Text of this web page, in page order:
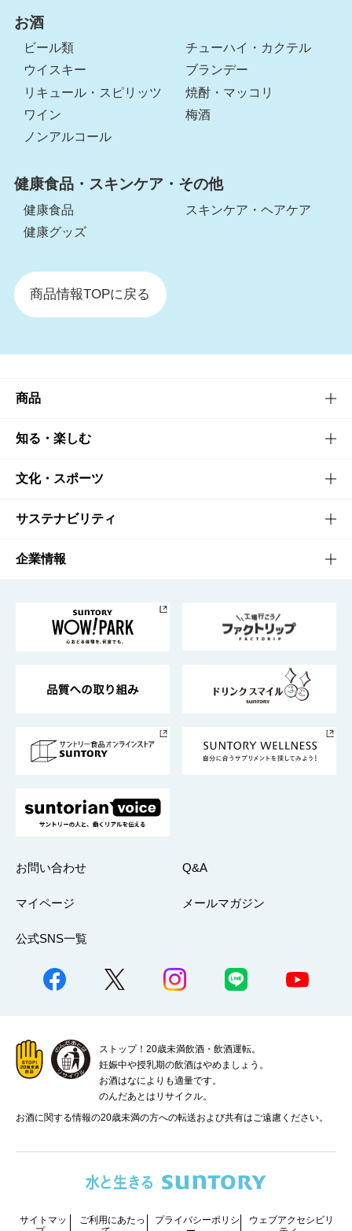
お酒
ビール類
チューハイ・カクテル
ウイスキー
ブランデー
リキュール・スピリッツ
焼酎・マッコリ
ワイン
梅酒
ノンアルコール
健康食品・スキンケア・その他
健康食品
スキンケア・ヘアケア
健康グッズ
商品情報TOPに戻る
商品
商品TOP
商品一覧
商品発売情報
栄養成分一覧
知る・楽しむ
知る・楽しむTOP
キャンペーン
工場見学
地域情報
文化・スポーツ
文化・スポーツTOP
サントリーホール
サントリーサンバーズ大阪
サステナビリティ
サステナビリティTOP
サントリーが考えるサステナビリティ経営
企業情報
企業概要
採用情報
お問い合わせ Q&A
マイページ メールマガジン
公式SNS一覧
ストップ！20歳未満飲酒・飲酒運転。
妊娠中や授乳期の飲酒はやめましょう。
お酒はなによりも適量です。
のんだあとはリサイクル。
お酒に関する情報の20歳未満の方への転送および共有はご遠慮ください。
サイトマッ
ご利用にあたっ
プライバシーポリシ
ウェブアクセシビリ